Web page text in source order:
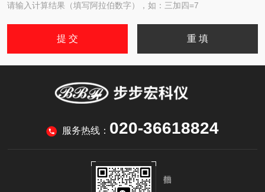
请输入计算结果（填写阿拉伯数字），如：三加四=7
服务热线： 020-36618824